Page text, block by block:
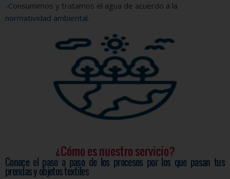
-Consumimos y tratamos el agua de acuerdo a la
normatividad ambiental.
¿Cómo es nuestro servicio?
Conoce el paso a paso de los procesos por los que pasan tus
prendas y objetos textiles